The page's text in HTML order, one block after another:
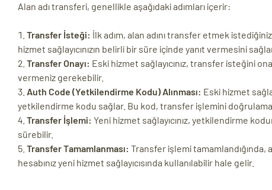
Alan adı transferi, genellikle aşağıdaki adımları içerir:
Transfer İsteği: İlk adım, alan adını transfer etmek
hizmet sağlayıcınızın belirli bir süre içinde yanıt vermesini
Transfer Onayı: Eski hizmet sağlayıcınız, transfer isteğini
vermeniz gerekebilir.
Auth Code (Yetkilendirme Kodu) Alınması: Eski hizmet
yetkilendirme kodu sağlar. Bu kod, transfer işlemini
Transfer İşlemi: Yeni hizmet sağlayıcınız, yetkilendirme
sürebilir.
Transfer Tamamlanması: Transfer işlemi tamamlandığında,
hesabınız yeni hizmet sağlayıcısında kullanılabilir hale gelir.